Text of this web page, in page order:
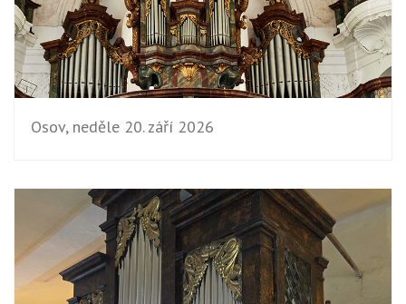
Osov, neděle 20. září 2026